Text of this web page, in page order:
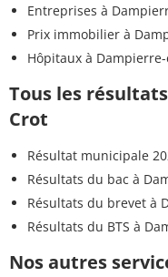
Entreprises à
Prix immobilier à
Hôpitaux à
Tous les
Crot
Résultat municipale
Résultats du bac à
Résultats du brevet à
Résultats du BTS à
Nos autres